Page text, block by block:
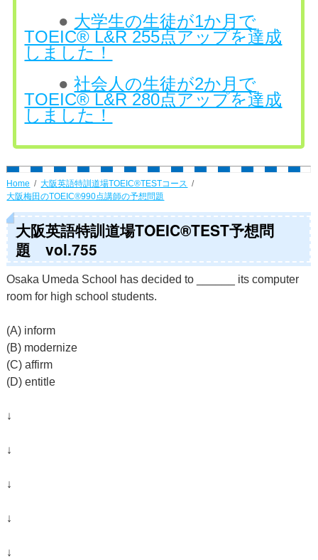
● 大学生の生徒が1か月で
TOEIC® L&R 255点アップを達成
しました！
●社会人の生徒が2か月で
TOEIC® L&R 280点アップを達成
しました！
Home
大阪英語特訓道場TOEIC®TESTコース
大阪梅田のTOEIC®990点講師の予想問題
大阪英語特訓道場TOEIC®TEST予想問
題 vol.755
Osaka Umeda School has decided to ______ its computer
room for high school students.
(A) inform
(B) modernize
(C) affirm
(D) entitle
↓
↓
↓
↓
↓